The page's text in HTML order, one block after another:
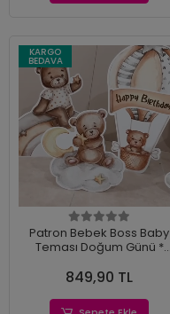
KARGO
BEDAVA
Patron Bebek Boss Baby
Teması Doğum Günü *
849,90 TL